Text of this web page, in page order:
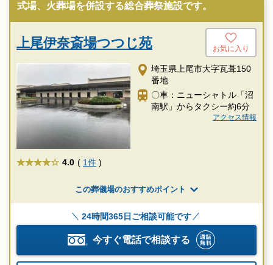
式場、火葬場を併設する総合葬祭施設です。
上尾伊奈斎場つつじ苑 お気に入り
埼玉県上尾市大字瓦葺150
番地
〇車：ニューシャトル「沼
南駅」からタクシー約6分
アクセス情報
★★★★ 4.0 ( 1件 )
この葬儀場のおすすめポイント
24時間365日ご相談可能です
今すぐ電話で相談する